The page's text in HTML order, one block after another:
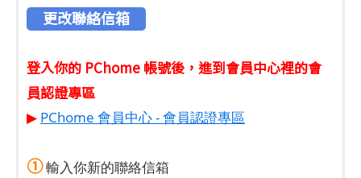
更改聯絡信箱
登入你的 PChome 帳號後，進到會員中心裡的會
員認證專區
▶ PChome 會員中心 - 會員認證專區
①輸入你新的聯絡信箱